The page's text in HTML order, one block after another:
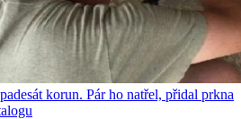
korun. Pár ho natřel, přidal prkna